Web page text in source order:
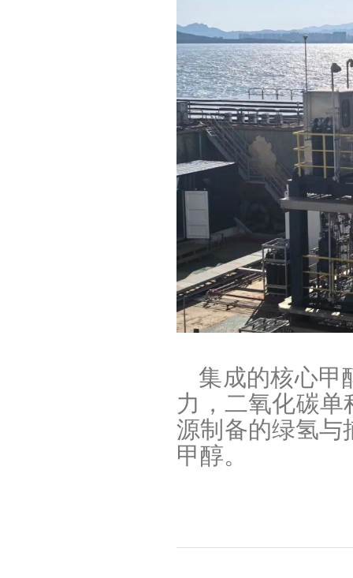
集成的核心甲
力，二氧化碳单
源制备的绿氢与
甲醇。